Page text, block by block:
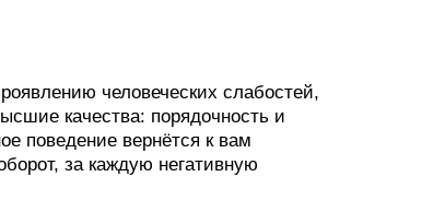
человеческих слабостей,
качества: порядочность и
поведение вернётся к вам
за каждую негативную